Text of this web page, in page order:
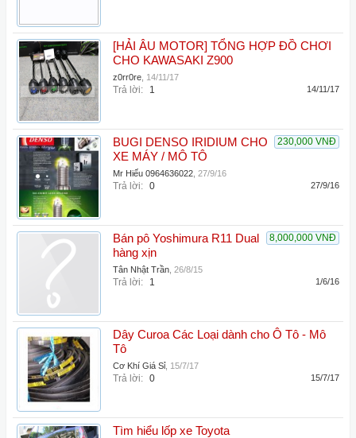
[HẢI ÂU MOTOR] TỔNG HỢP ĐỒ CHƠI
CHO KAWASAKI Z900
z0rr0re 14/11/17
Trả lời: 1 14/11/17
230,000 VNĐ
BUGI DENSO IRIDIUM CHO
XE MÁY / MÔ TÔ
Mr Hiếu 0964636022 27/9/16
Trả lời: 0 27/9/16
8,000,000 VNĐ
Bán pô Yoshimura R11 Dual
hàng xịn
Tân Nhật Trần 26/8/15
Trả lời: 1 1/6/16
Dây Curoa Các Loại dành cho Ô Tô - Mô
Tô
Cơ Khí Giá Sỉ, 15/7/17
Trả lời: 0 15/7/17
Tìm hiểu lốp xe Toyota